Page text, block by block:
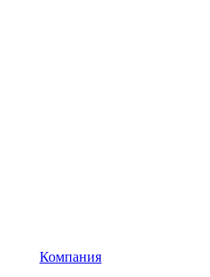
Компания